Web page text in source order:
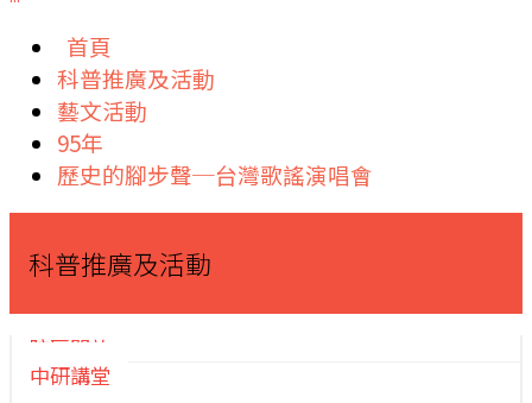
首頁
科普推廣及活動
藝文活動
95年
歷史的腳步聲─台灣歌謠演唱會
科普推廣及活動
院區開放
中研講堂